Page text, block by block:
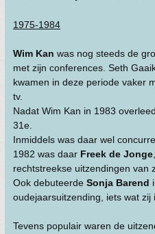
1975-1984
Wim Kan was nog steeds de
met zijn conferences. Seth
kwamen in deze periode vaker
tv.
Nadat Wim Kan in 1983
31e.
Inmiddels was daar wel
1982 was daar Freek de Jonge
rechtstreekse uitzendingen van
Ook debuteerde Sonja Barend
oudejaarsuitzending, iets wat zij
Tevens populair waren de